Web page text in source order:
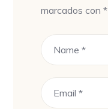
marcados con*